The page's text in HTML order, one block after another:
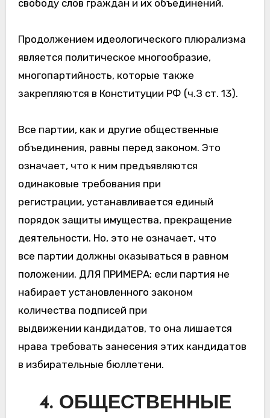
свободу слов граждан и их объединений.
Продолжением идеологического плюрализма
является политическое многообразие,
многопартийность, которые также
закрепляются в Конституции РФ (ч.З ст. 13).
Все партии, как и другие общественные
объединения, равны перед законом. Это
означает, что к ним предъявляются
одинаковые требования при
регистрации, устанавливается единый
порядок защиты имущества, прекращение
деятельности. Но, это не означает, что
все партии должны оказываться в равном
положении. ДЛЯ ПРИМЕРА: если партия не
набирает установленного законом
количества подписей при
выдвижении кандидатов, то она лишается
нрава требовать занесения этих кандидатов
в избирательные бюллетени.
4. ОБЩЕСТВЕННЫЕ